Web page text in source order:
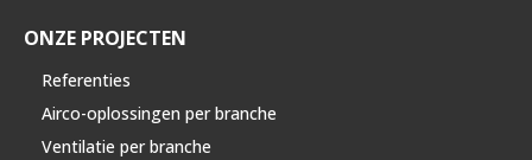
ONZE PROJECTEN
Referenties
Airco-oplossingen per branche
Ventilatie per branche